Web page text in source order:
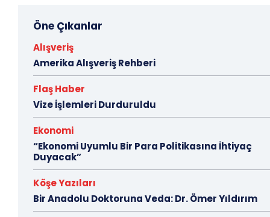
Öne Çıkanlar
Alışveriş
Amerika Alışveriş Rehberi
Flaş Haber
Vize İşlemleri Durduruldu
Ekonomi
“Ekonomi Uyumlu Bir Para Politikasına İhtiyaç
Duyacak”
Köşe Yazıları
Bir Anadolu Doktoruna Veda: Dr. Ömer Yıldırım